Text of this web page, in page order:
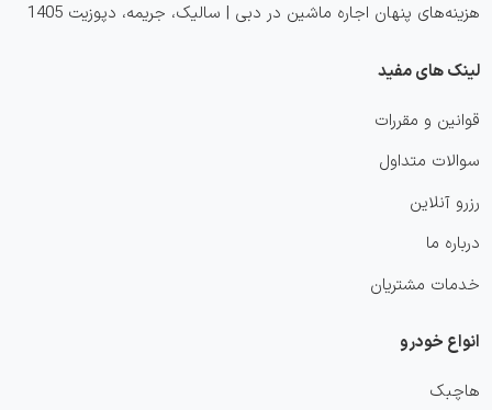
هزینه‌های پنهان اجاره ماشین در دبی | سالیک، جریمه، دپوزیت 1405
لینک های مفید
قوانین و مقررات
سوالات متداول
رزرو آنلاین
درباره ما
خدمات مشتریان
انواع خودرو
هاچبک